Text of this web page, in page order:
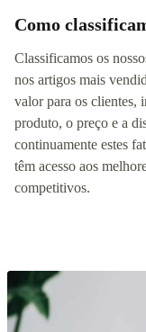
Como
Classificamos os
nos artigos mais
valor para os clientes,
produto, o preço e a
continuamente estes
têm acesso aos